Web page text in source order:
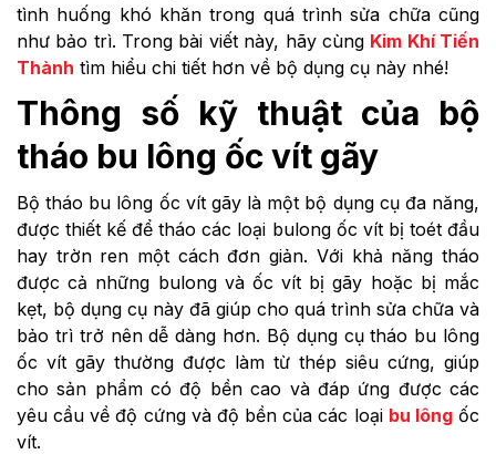
tình huống khó khăn trong quá trình sửa chữa cũng
như bảo trì. Trong bài viết này, hãy cùng Kim Khí Tiến
Thành tìm hiểu chi tiết hơn về bộ dụng cụ này nhé!
Thông số kỹ thuật của bộ
tháo bu lông ốc vít gãy
Bộ tháo bu lông ốc vít gãy là một bộ dụng cụ đa năng,
được thiết kế để tháo các loại bulong ốc vít bị toét đầu
hay trờn ren một cách đơn giản. Với khả năng tháo
được cả những bulong và ốc vít bị gãy hoặc bị mắc
kẹt, bộ dụng cụ này đã giúp cho quá trình sửa chữa và
bảo trì trở nên dễ dàng hơn. Bộ dụng cụ tháo bu lông
ốc vít gãy thường được làm từ thép siêu cứng, giúp
cho sản phẩm có độ bền cao và đáp ứng được các
yêu cầu về độ cứng và độ bền của các loại bu lôngốc
vít.